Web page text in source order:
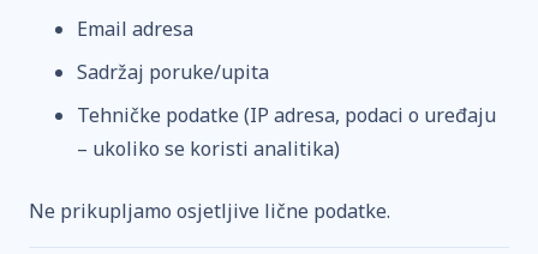
Email adresa
Sadržaj poruke/upita
Tehničke podatke (IP adresa, podaci o uređaju
– ukoliko se koristi analitika)
Ne prikupljamo osjetljive lične podatke.